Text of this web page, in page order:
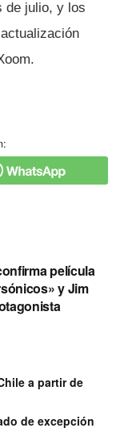
de julio, y los
película
y Jim
a partir de
de excepción